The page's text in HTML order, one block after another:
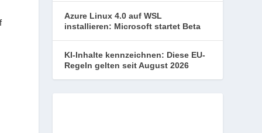
Azure Linux 4.0 auf WSL
installieren: Microsoft startet Beta
KI-Inhalte kennzeichnen: Diese EU-
Regeln gelten seit August 2026